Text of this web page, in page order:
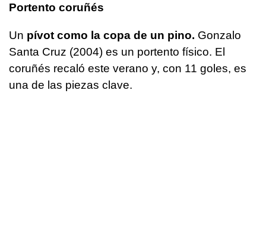
Portento coruñés
Un pívot como la copa de un pino. Gonzalo
Santa Cruz (2004) es un portento físico. El
coruñés recaló este verano y, con 11 goles, es
una de las piezas clave.